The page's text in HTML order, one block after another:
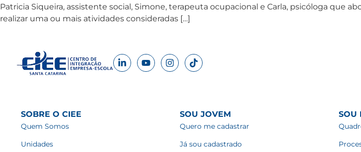
Patricia Siqueira, assistente social, Simone, terapeuta ocupacional e Carla, psicóloga que
realizar uma ou mais atividades consideradas […]
SOBRE O CIEE
Quem Somos
Unidades
SOU JOVEM
Quero me cadastrar
Já sou cadastrado
SOU